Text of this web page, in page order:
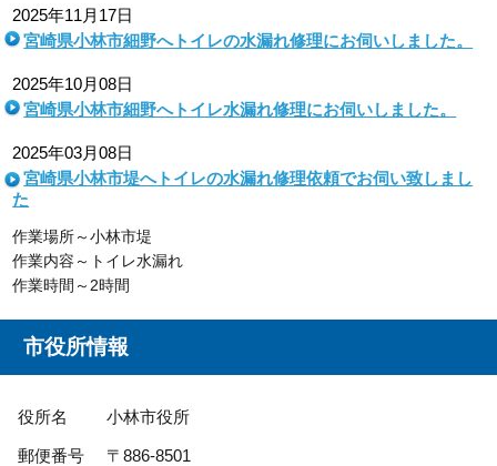
2025年11月17日
宮崎県小林市細野へトイレの水漏れ修理にお伺いしました。
2025年10月08日
宮崎県小林市細野へトイレ水漏れ修理にお伺いしました。
2025年03月08日
宮崎県小林市堤へトイレの水漏れ修理依頼でお伺い致しまし
た
作業場所～小林市堤
作業内容～トイレ水漏れ
作業時間～2時間
市役所情報
役所名 小林市役所
郵便番号 〒886-8501